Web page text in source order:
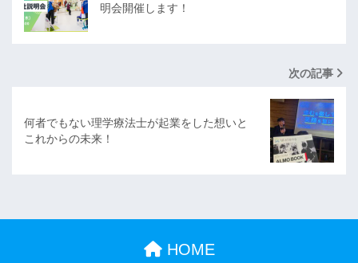
明会開催します！
次の記事
何者でもない理学療法士が起業をした想いと
これからの未来！
HOME